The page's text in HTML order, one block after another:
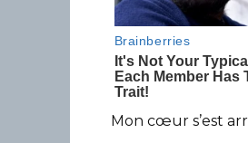
Mon cœur s’est